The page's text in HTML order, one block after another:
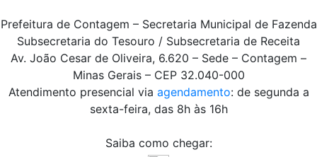
Prefeitura de Contagem – Secretaria Municipal de Fazenda
Subsecretaria do Tesouro / Subsecretaria de Receita
Av. João Cesar de Oliveira, 6.620 – Sede – Contagem –
Minas Gerais – CEP 32.040-000
Atendimento presencial via agendamento: de segunda a
sexta-feira, das 8h às 16h
Saiba como chegar: